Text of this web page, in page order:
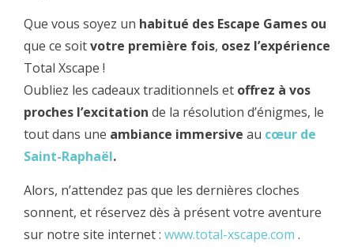
Que vous soyez un habitué des Escape Games ou
que ce soitvotre première fois, osez l’expérience
Total Xscape !
Oubliez les cadeaux traditionnels et offrez à vos
proches l’excitation de la résolution d’énigmes, le
tout dans une ambiance immersive au cœur de
Saint-Raphaël.
Alors, n’attendez pas que les dernières cloches
sonnent, et réservez dès à présent votre aventure
sur notre site internet : www.total-xscape.com .